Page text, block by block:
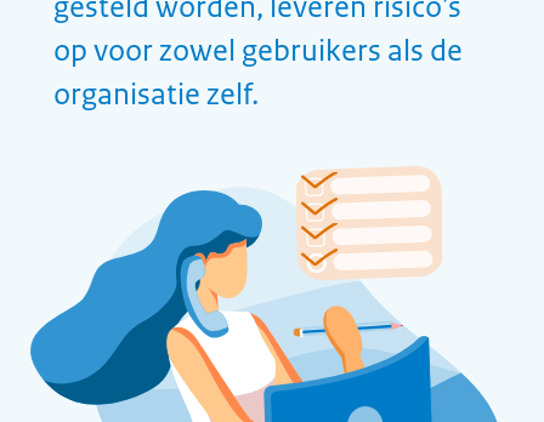
Wat gaat er goed en wat gaat
Het is belangrijk om te
voldoen aan verplichte
richtlijnen voor
internetdomeinen. Anders
kan er heel wat fout gaan,